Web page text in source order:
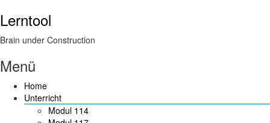
Lerntool
Brain under Construction
Menü
Home
Unterricht
Modul 114